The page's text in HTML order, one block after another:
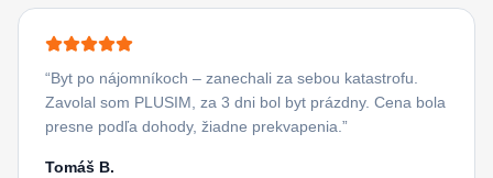
“Byt po nájomníkoch – zanechali za sebou katastrofu.
Zavolal som PLUSIM, za 3 dni bol byt prázdny. Cena bola
presne podľa dohody, žiadne prekvapenia. ”
Tomáš B.